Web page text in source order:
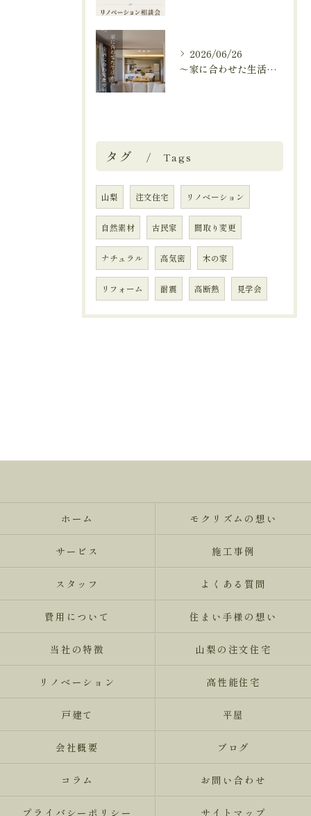
2026/06/26
～家に合わせた生活から、生活に合わせた便利な暮らしへ～
タグ Tags
山梨 注文住宅 リノベーション
自然素材 古民家 間取り変更
ナチュラル 高気密 木の家
リフォーム 耐震 高断熱 見学会
ホーム モクリズムの想い
サービス 施工事例
スタッフ よくある質問
費用について 住まい手様の想い
当社の特徴 山梨の注文住宅
リノベーション 高性能住宅
戸建て 平屋
会社概要 ブログ
コラム お問い合わせ
プライバシーポリシー サイトマップ